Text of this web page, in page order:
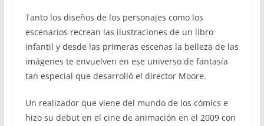
Tanto los diseños de los personajes como los
escenarios recrean las ilustraciones de un libro
infantil y desde las primeras escenas la belleza de las
imágenes te envuelven en ese universo de fantasía
tan especial que desarrolló el director Moore.
Un realizador que viene del mundo de los cómics e
hizo su debut en el cine de animación en el 2009 con